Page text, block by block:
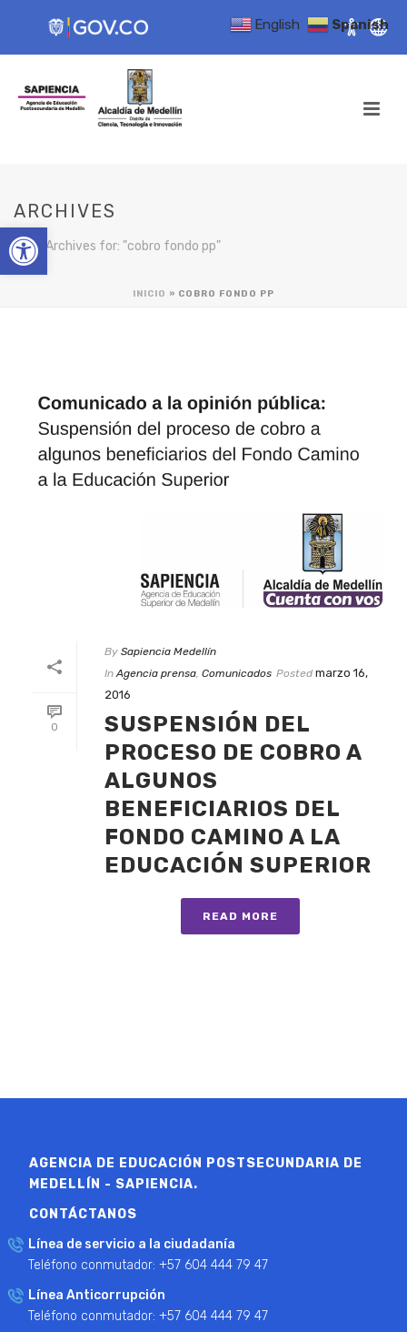
Open toolbar
ARCHIVES
Tag Archives for: "cobro fondo pp"
INICIO » COBRO FONDO PP
0
By Sapiencia Medellín
In Agencia prensa Comunicados Posted marzo 16,
2016
SUSPENSIÓN DEL
PROCESO DE COBRO A
ALGUNOS
BENEFICIARIOS DEL
FONDO CAMINO A LA
EDUCACIÓN SUPERIOR
READ MORE
AGENCIA DE EDUCACIÓN POSTSECUNDARIA DE
MEDELLÍN - SAPIENCIA.
CONTÁCTANOS
Línea de servicio a la ciudadanía
Teléfono conmutador: +57 604 444 79 47
Línea Anticorrupción
Teléfono conmutador: +57 604 444 79 47
English Spanish